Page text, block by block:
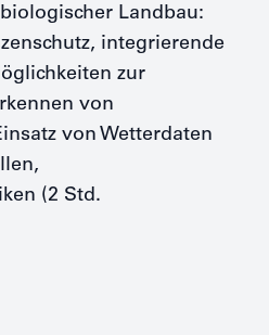
Landbau:
integrierende
zur
von
von Wetterdaten
(2 Std.